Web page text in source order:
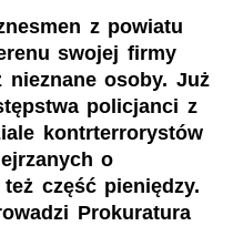
z powiatu
swojej firmy
nieznane osoby. Już
policjanci z
kontrterrorystów
o
część pieniędzy.
Prokuratura